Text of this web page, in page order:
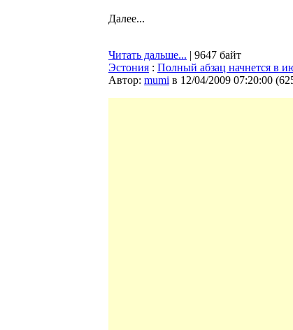
Далее...
Читать дальше... | 9647 байт
Эстония : Полный абзац начнется в
Автор: mumi в 12/04/2009 07:20:00 (